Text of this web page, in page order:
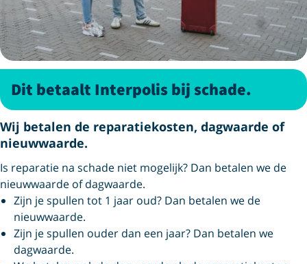
Dit betaalt Interpolis bij schade.
Wij betalen de reparatiekosten, dagwaarde of
nieuwwaarde.
Is reparatie na schade niet mogelijk? Dan betalen we de
nieuwwaarde of dagwaarde.
Zijn je spullen tot 1 jaar oud? Dan betalen we de
nieuwwaarde.
Zijn je spullen ouder dan een jaar? Dan betalen we
dagwaarde.